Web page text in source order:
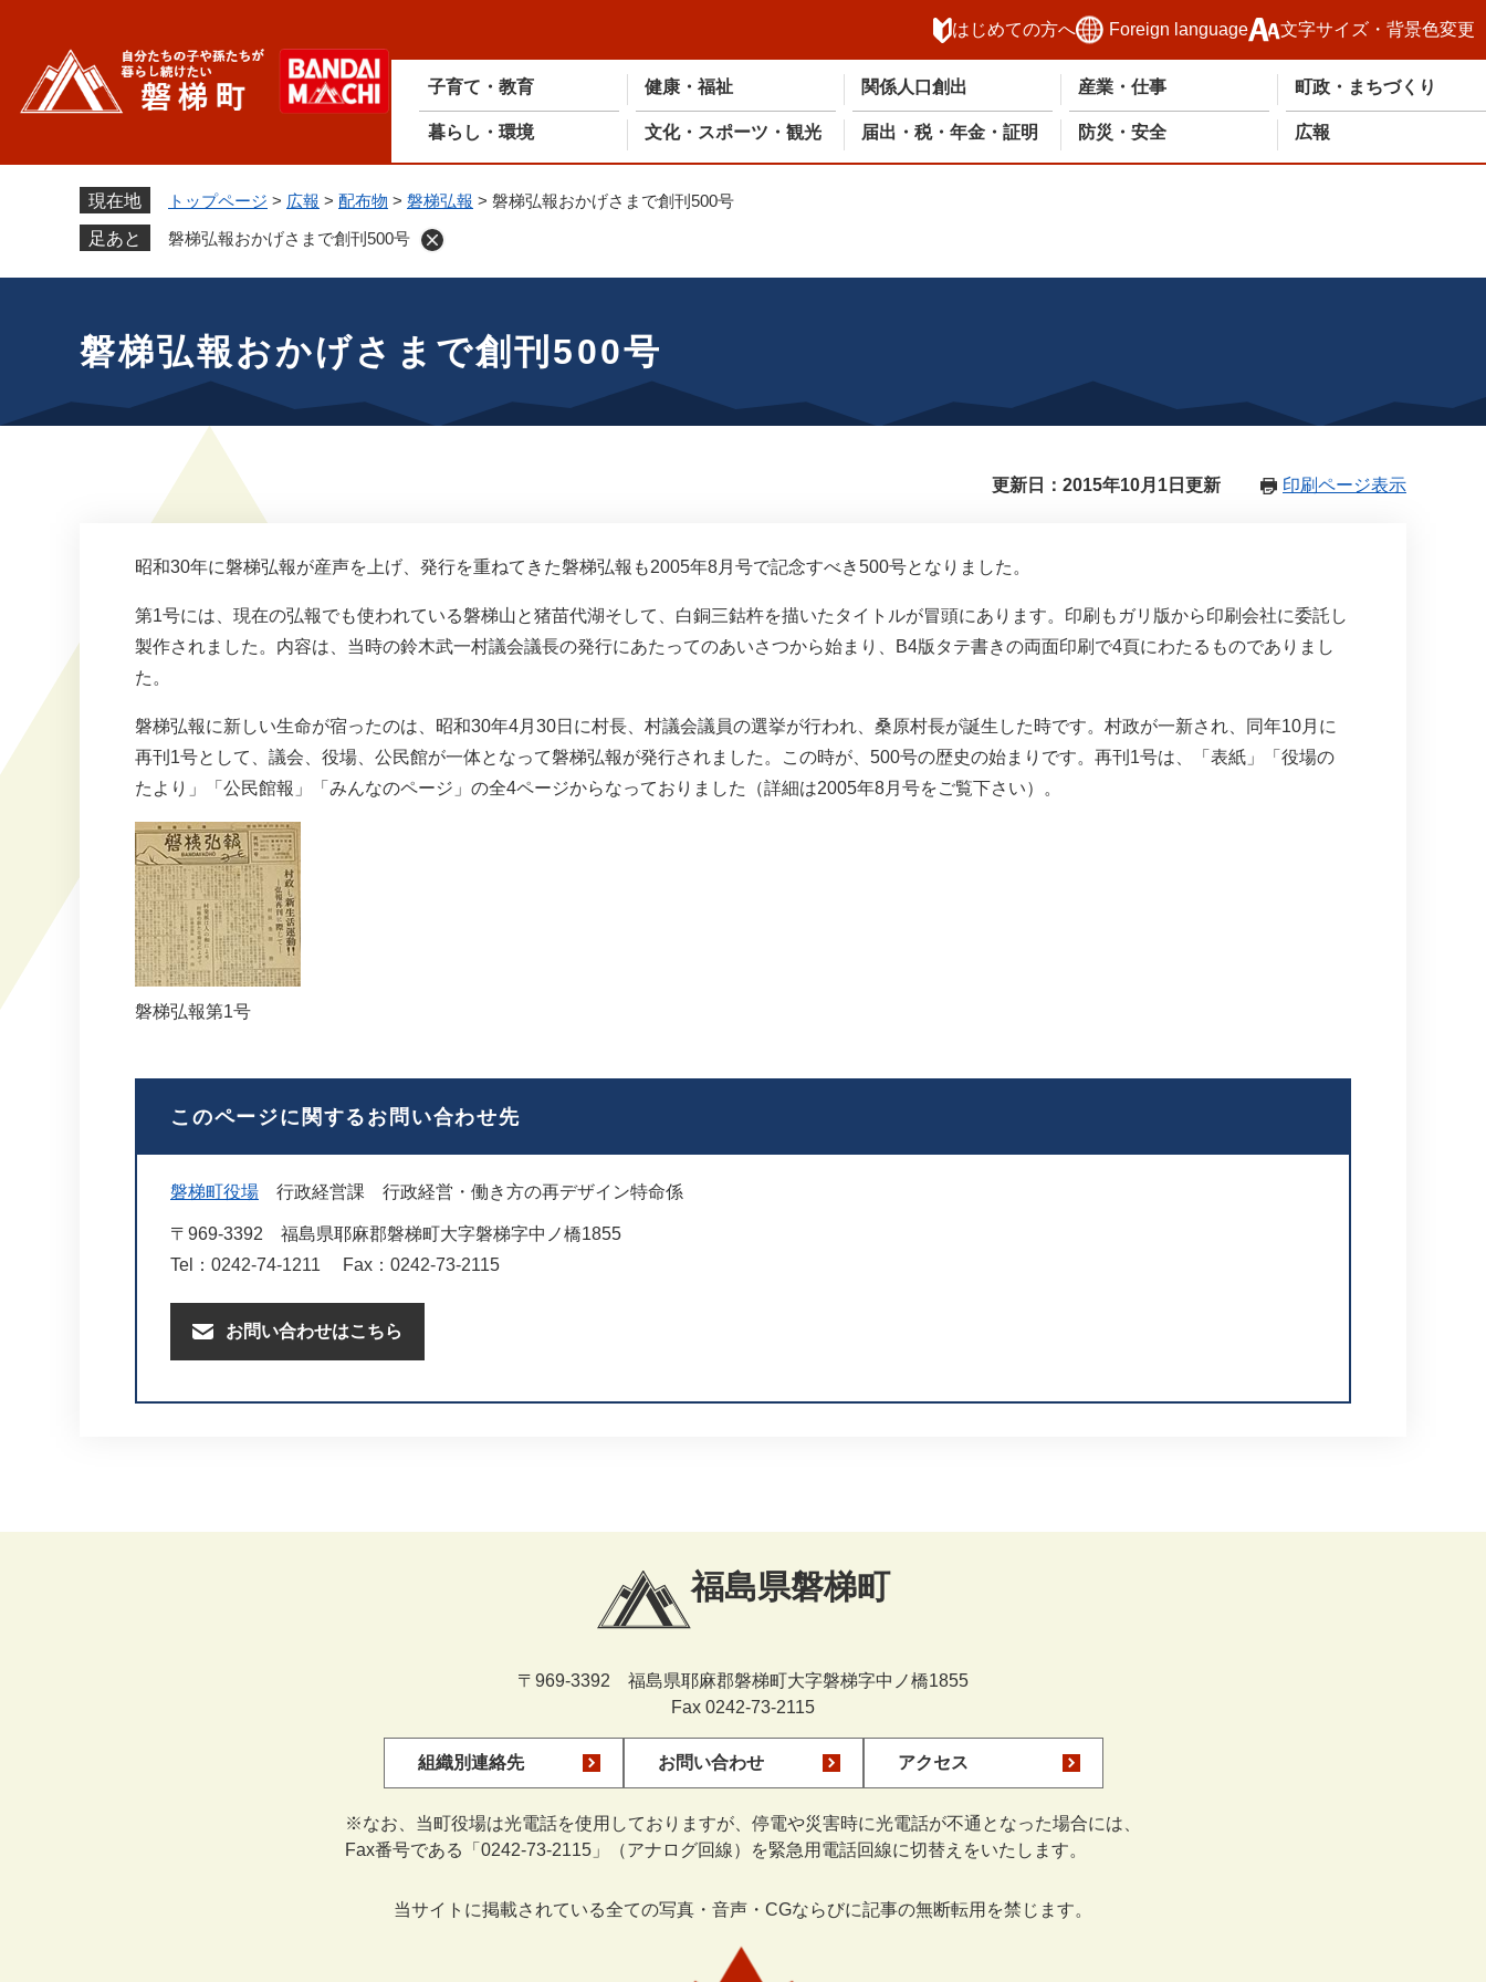
はじめての方へ Foreign language 文字サイズ・背景色変更
子育て・教育 健康・福祉 関係人口創出 産業・仕事 町政・まちづくり
暮らし・環境 文化・スポーツ・観光 届出・税・年金・証明 防災・安全 広報
現在地 トップページ > 広報 > 配布物 > 磐梯弘報 > 磐梯弘報おかげさまで創刊500号
足あと
磐梯弘報おかげさまで創刊500号
磐梯弘報おかげさまで創刊500号
更新日：2015年10月1日更新 印刷ページ表示
昭和30年に磐梯弘報が産声を上げ、発行を重ねてきた磐梯弘報も2005年8月号で記念すべき500号となりました。
第1号には、現在の弘報でも使われている磐梯山と猪苗代湖そして、白銅三鈷杵を描いたタイトルが冒頭にあります。印刷もガリ版から印刷会社に委託し
製作されました。内容は、当時の鈴木武一村議会議長の発行にあたってのあいさつから始まり、B4版タテ書きの両面印刷で4頁にわたるものでありまし
た。
磐梯弘報に新しい生命が宿ったのは、昭和30年4月30日に村長、村議会議員の選挙が行われ、桑原村長が誕生した時です。村政が一新され、同年10月に
再刊1号として、議会、役場、公民館が一体となって磐梯弘報が発行されました。この時が、500号の歴史の始まりです。再刊1号は、「表紙」「役場の
たより」「公民館報」「みんなのページ」の全4ページからなっておりました（詳細は2005年8月号をご覧下さい）。
磐梯弘報第1号
このページに関するお問い合わせ先
磐梯町役場 行政経営課 行政経営・働き方の再デザイン特命係
〒969-3392
福島県耶麻郡磐梯町大字磐梯字中ノ橋1855
Tel：0242-74-1211
Fax：0242-73-2115
お問い合わせはこちら
福島県磐梯町
〒969-3392 福島県耶麻郡磐梯町大字磐梯字中ノ橋1855
Fax 0242-73-2115
組織別連絡先 お問い合わせ アクセス
※なお、当町役場は光電話を使用しておりますが、停電や災害時に光電話が不通となった場合には、
Fax番号である「0242-73-2115」（アナログ回線）を緊急用電話回線に切替えをいたします。
当サイトに掲載されている全ての写真・音声・CGならびに記事の無断転用を禁じます。